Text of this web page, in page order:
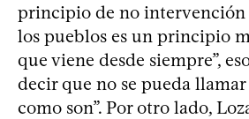
principio de no intervención
los pueblos es un principio
que viene desde siempre”,
decir que no se pueda llamar
como son”. Por otro lado,